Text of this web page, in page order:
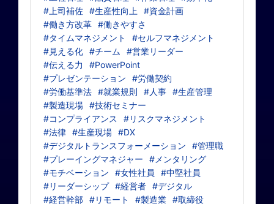
#上司補佐 #生産性向上
#資金計画
#働き方改革 #働きやすさ
#タイムマネジメント
#セルフマネジメント
#見える化 #チーム
#営業リーダー
#伝える力
#PowerPoint
#プレゼンテーション
#労働契約
#労働基準法 #就業規則 #人事 #生産管理
#製造現場 #技術セミナー
#コンプライアンス
#リスクマネジメント
#法律 #生産現場 #DX
#デジタルトランスフォーメーション
#管理職
#プレーイングマネジャー
#メンタリング
#モチベーション
#女性社員
#中堅社員
#リーダーシップ #経営者 #デジタル
#経営幹部 #リモート #製造業 #取締役